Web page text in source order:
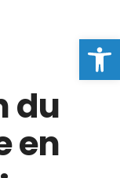
Ouvrir
du
en